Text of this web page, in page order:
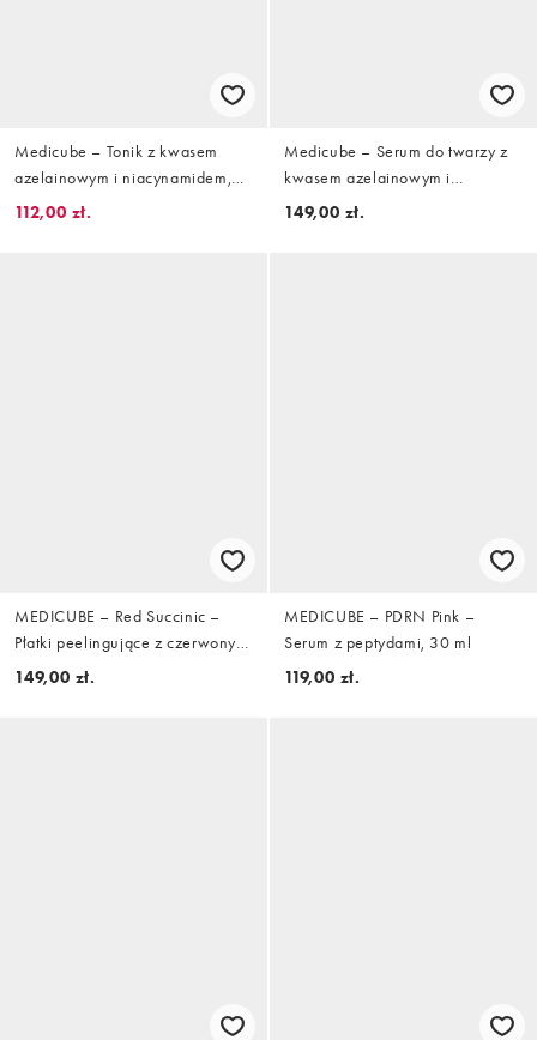
Medicube – Tonik z kwasem
azelainowym i niacynamidem,
250 ml
112,00 zł.
Medicube – Serum do twarzy z
kwasem azelainowym i
egzosomami 2000,30 ml
149,00 zł.
MEDICUBE – Red Succinic –
Płatki peelingujące z czerwonym
kwasem bursztynowym i
149,00 zł.
MEDICUBE – PDRN Pink –
Serum z peptydami, 30 ml
119,00 zł.